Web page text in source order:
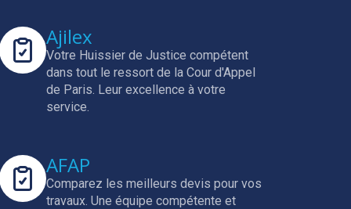
Ajilex
Votre Huissier de Justice compétent
dans tout le ressort de la Cour d'Appel
de Paris. Leur excellence à votre
service.
AFAP
Comparez les meilleurs devis pour vos
travaux.Une équipe compétente et